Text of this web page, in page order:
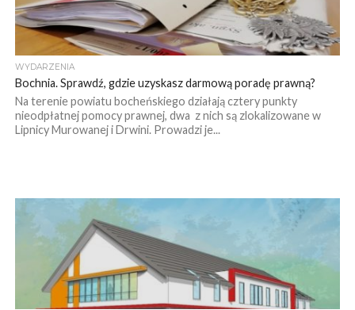
WYDARZENIA
Bochnia. Sprawdź, gdzie uzyskasz darmową poradę prawną?
Na terenie powiatu bocheńskiego działają cztery punkty
nieodpłatnej pomocy prawnej, dwa z nich są zlokalizowane w
Lipnicy Murowanej i Drwini. Prowadzi je...